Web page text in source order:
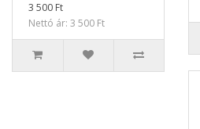
3 500 Ft
Nettó ár: 3 500 Ft